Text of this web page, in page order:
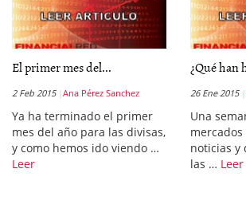
El primer mes del...
2 Feb 2015 Ana Pérez Sanchez
Ya ha terminado el primer
mes del año para las divisas,
y como hemos ido viendo …
Leer
¿Qué han
26 Ene 2015
Una
noticias y
las … Leer